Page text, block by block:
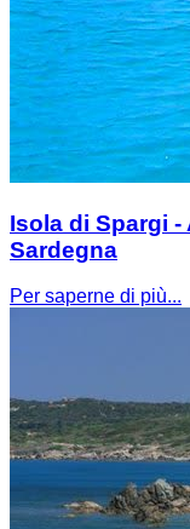
Isola di Spargi
Sardegna
Per saperne di più...